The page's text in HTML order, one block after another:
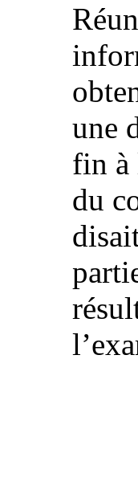
une
fin à
du